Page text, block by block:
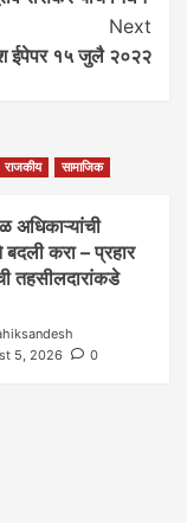
Next
ईपेपर १५ जुलै २०२२
राजकीय सामाजिक
अधिकाऱ्यांची
बदली करा – प्रहार
तहसीलदारांकडे
5, 2026
0